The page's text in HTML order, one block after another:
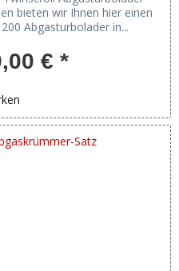
bieten wir Ihnen hier einen
Abgasturbolader in...
€ *